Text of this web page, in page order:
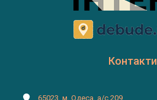
Контакти
65023, м. Одеса, а/с 209